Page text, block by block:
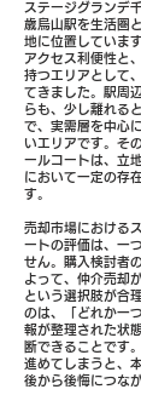
ステージグランデ
歳烏山駅を生活圏
地に位置していま
アクセス利便性と
持つエリアとして
てきました。駅周
らも、少し離れる
で、実需層を中心
いエリアです。そ
ールコートは、立
において一定の存
す。
売却市場における
ートの評価は、一
せん。購入検討者
よって、仲介売却
という選択肢が合
のは、「どれか一
報が整理された状
断できることです
進めてしまうと、
後から後悔につな